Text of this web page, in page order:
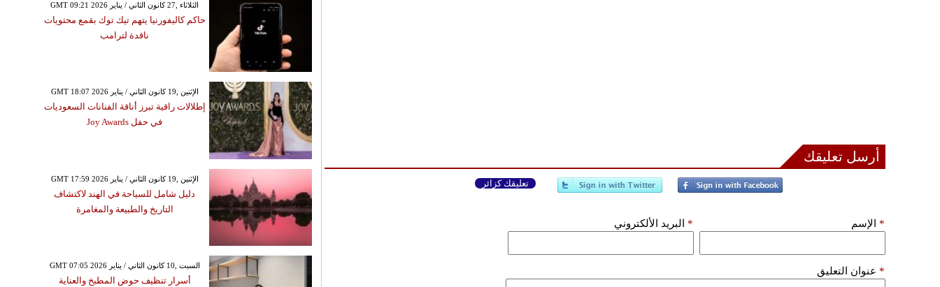
أرسل تعليقك
تعليقك كزائر
الإسم * البريد الألكتروني *
عنوان التعليق *
GMT 09:21 2026 الثلاثاء ,27 كانون الثاني / يناير
حاكم كاليفورنيا يتهم تيك توك بقمع محتويات
ناقدة لترامب
GMT 18:07 2026 الإثنين ,19 كانون الثاني / يناير
إطلالات راقية تبرز أناقة الفنانات السعوديات
في حفل Joy Awards
GMT 17:59 2026 الإثنين ,19 كانون الثاني / يناير
دليل شامل للسياحة في الهند لاكتشاف
التاريخ والطبيعة والمغامرة
GMT 07:05 2026 السبت ,10 كانون الثاني / يناير
أسرار تنظيف حوض المطبخ والعناية